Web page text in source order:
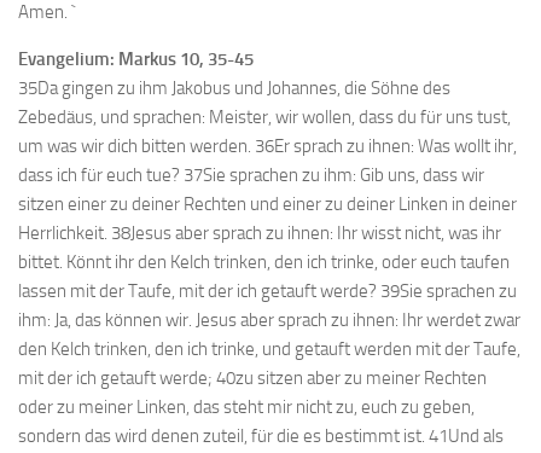
Amen. `
Evangelium: Markus 10, 35-45
35Da gingen zu ihm Jakobus und Johannes, die Söhne des
Zebedäus, und sprachen: Meister, wir wollen, dass du für uns tust,
um was wir dich bitten werden. 36Er sprach zu ihnen: Was wollt ihr,
dass ich für euch tue? 37Sie sprachen zu ihm: Gib uns, dass wir
sitzen einer zu deiner Rechten und einer zu deiner Linken in deiner
Herrlichkeit. 38Jesus aber sprach zu ihnen: Ihr wisst nicht, was ihr
bittet. Könnt ihr den Kelch trinken, den ich trinke, oder euch taufen
lassen mit der Taufe, mit der ich getauft werde? 39Sie sprachen zu
ihm: Ja, das können wir. Jesus aber sprach zu ihnen: Ihr werdet zwar
den Kelch trinken, den ich trinke, und getauft werden mit der Taufe,
mit der ich getauft werde; 40zu sitzen aber zu meiner Rechten
oder zu meiner Linken, das steht mir nicht zu, euch zu geben,
sondern das wird denen zuteil, für die es bestimmt ist. 41Und als